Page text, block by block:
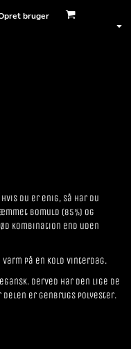
bruger
du er enig, så har du
bomuld (85%) og
kombination end uden
på en kold vinterdag.
Derved har den lige de
er genbrugs polyester.